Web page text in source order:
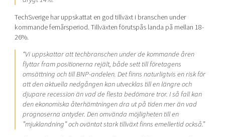
TechSverige har uppskattat en god tillväxt i branschen under
kommande femårsperiod. Tillväxten förutspås landa på mellan 18-
26%.
“Vi uppskattar att techbranschen under de kommande åren
flyttar fram positionerna rejält, både sett till företagens
omsättning och till BNP-andelen. Det finns naturligtvis en risk för
att den aktuella nedgången kan utvecklas till en längre och
djupare recession än vad de flesta bedömare tror. I så fall kan
den ekonomiska återhämtningen dra ut på tiden mer än vad
prognoserna antyder. Den omvända möjligheten till en
”mjuklandning” och oväntat stark tillväxt finns emellertid också.”